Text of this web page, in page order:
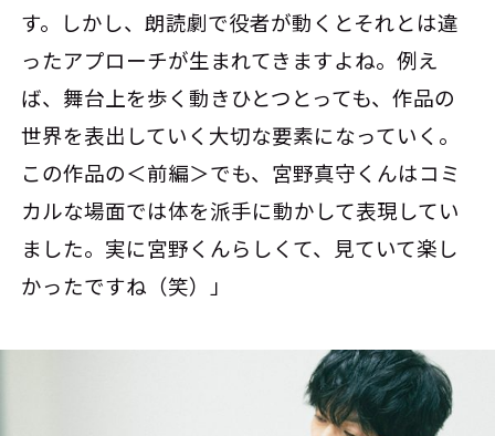
す。しかし、朗読劇で役者が動くとそれとは違
ったアプローチが生まれてきますよね。例え
ば、舞台上を歩く動きひとつとっても、作品の
世界を表出していく大切な要素になっていく。
この作品の＜前編＞でも、宮野真守くんはコミ
カルな場面では体を派手に動かして表現してい
ました。実に宮野くんらしくて、見ていて楽し
かったですね（笑）」